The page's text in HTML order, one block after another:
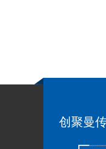
创聚曼